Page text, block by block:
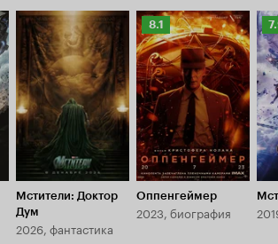
Мстители: Доктор
Дум
2026, фантастика
Рейтинг
Кинопоиска
8.1
8.1
Оппенгеймер
2023, биография